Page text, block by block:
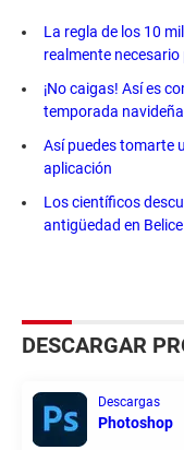
La regla de los 10
realmente necesario
¡No caigas! Así es
temporada navideña
Así puedes tomarte
aplicación
Los científicos
antigüedad en Belice
DESCARGAR
Descargas
Photoshop